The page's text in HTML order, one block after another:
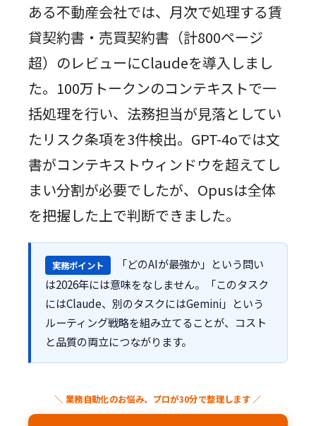
ある不動産会社では、月次で処理する賃
貸契約書・売買契約書（計800ページ
超）のレビューにClaudeを導入しまし
た。100万トークンのコンテキストで一
括処理を行い、法務担当が見落としてい
たリスク条項を3件検出。GPT-4oでは文
書がコンテキストウィンドウを超えてし
まい分割が必要でしたが、Opusは全体
を把握した上で判断できました。
実務ポイント
「どのAIが最強か」という問い
は2026年には意味をなしません。「このタスク
にはClaude、別のタスクにはGemini」という
ルーティング戦略を組み立てることが、コスト
と品質の両立につながります。
＼ 業務自動化のお悩み、プロが30分で整理します ／